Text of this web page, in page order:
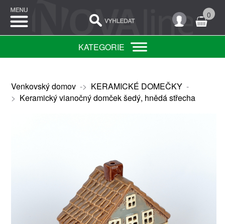
0
KATEGORIE
Venkovský domov-> KERAMICKÉ DOMEČKY-
> Keramický vianočný domček šedý, hnědá střecha